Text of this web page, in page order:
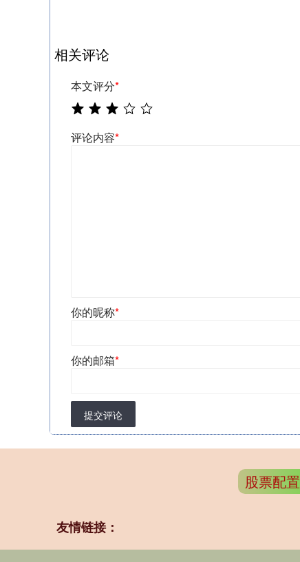
相关评论
本文评分*
评论内容*
你的昵称*
你的邮箱*
提交评论
股票配
友情链接：